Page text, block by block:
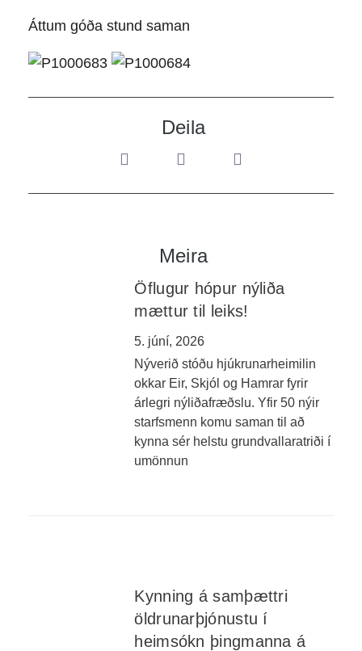
Áttum góða stund saman
Deila
Meira
Öflugur hópur nýliða
mættur til leiks!
5. júní, 2026
Nýverið stóðu hjúkrunarheimilin
okkar Eir, Skjól og Hamrar fyrir
árlegri nýliðafræðslu. Yfir 50 nýir
starfsmenn komu saman til að
kynna sér helstu grundvallaratriði í
umönnun
Kynning á samþættri
öldrunarþjónustu í
heimsókn þingmanna á